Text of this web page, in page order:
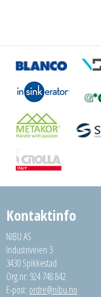
Kontaktinfo
NIBU AS
Industriveien 3
3430 Spikkestad
Org.nr: 924 748 842
E-post: ordre@nibu.no